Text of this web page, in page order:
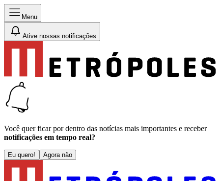
Menu
Ative nossas notificações
Você quer ficar por dentro das notícias mais importantes e receber
notificações em tempo real?
Eu quero! Agora não